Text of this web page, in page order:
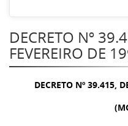
DECRETO Nº
FEVEREIRO DE
DECRETO Nº 39.415,